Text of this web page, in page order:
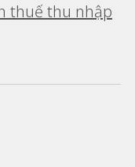
thuế thu nhập